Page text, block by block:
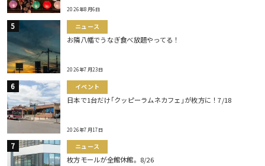
2026年8月6日
ニュース
お隣八幡でうなぎ食べ放題やってる！
2026年7月23日
イベント
日本で1台だけ｢クッピーラムネカフェ｣が枚方に！7/18
2026年7月17日
ニュース
枚方モールが全館休館。8/26